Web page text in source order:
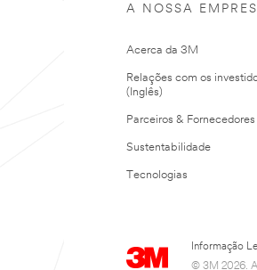
A NOSSA
Acerca da 3M
Relações com os
(Inglês)
Parceiros & Fornecedores
Sustentabilidade
Tecnologias
Informação
© 3M 2026.